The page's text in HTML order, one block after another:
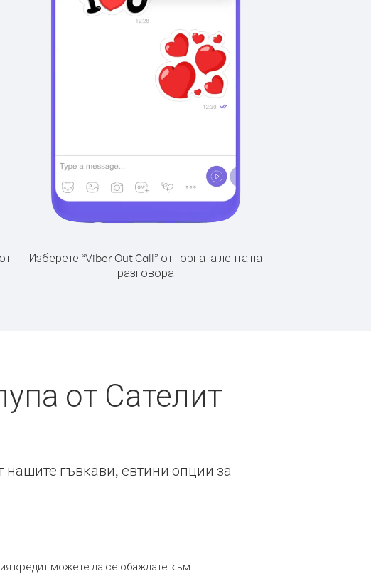
Изберете “Viber Out Call” от горната лента на
разговора
от Сателит
нашите гъвкави, евтини опции за
кредит можете да се обаждате към